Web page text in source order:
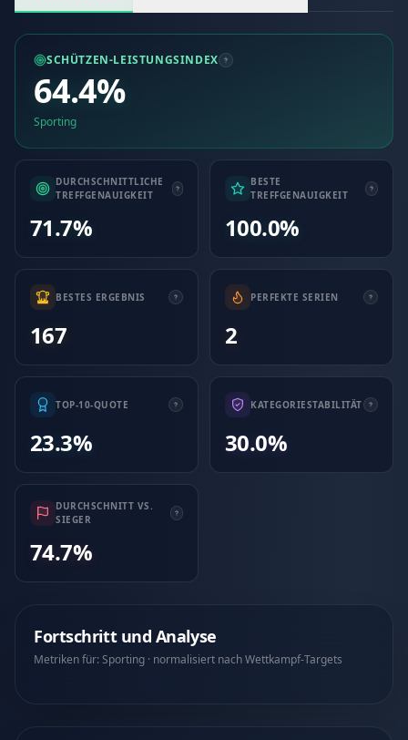
SCHÜTZEN-LEISTUNGSINDEX
64.4%
Sporting
DURCHSCHNITTLICHE
TREFFGENAUIGKEIT
71.7%
BESTE
TREFFGENAUIGKEIT
100.0%
BESTES ERGEBNIS
167
PERFEKTE SERIEN
2
TOP-10-QUOTE
23.3%
KATEGORIESTABILITÄT
30.0%
DURCHSCHNITT VS.
SIEGER
74.7%
Fortschritt und Analyse
Metriken für: Sporting · normalisiert nach Wettkampf-Targets